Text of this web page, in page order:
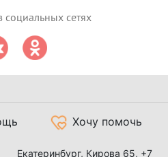
социальных сетях
Хочу помочь
Екатеринбург, Кирова 65, +7